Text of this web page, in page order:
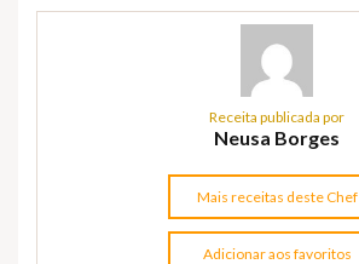
Receita publicada por
Neusa Borges
Mais receitas deste Chef
Adicionar aos favoritos